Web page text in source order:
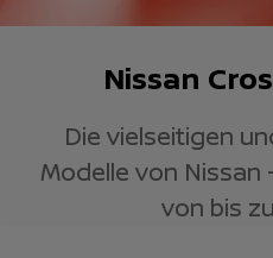
Nissan
Die vielseitigen
Modelle von
von bis